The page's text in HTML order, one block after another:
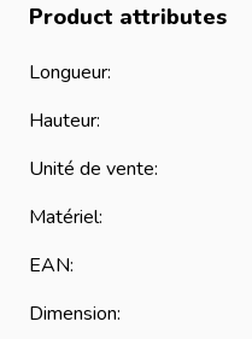
Product attributes
Longueur:
Hauteur:
Unité de vente:
Matériel:
EAN:
Dimension: